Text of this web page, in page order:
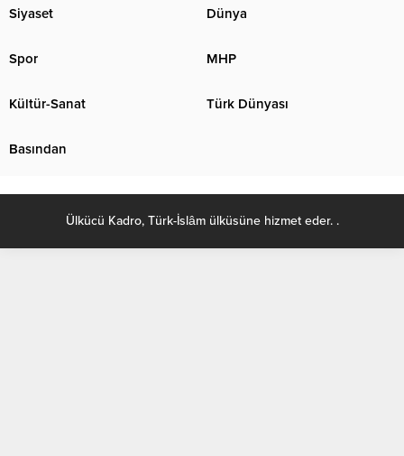
Siyaset Dünya
Spor MHP
Kültür-Sanat Türk Dünyası
Basından
Ülkücü Kadro, Türk-İslâm ülküsüne hizmet eder. .